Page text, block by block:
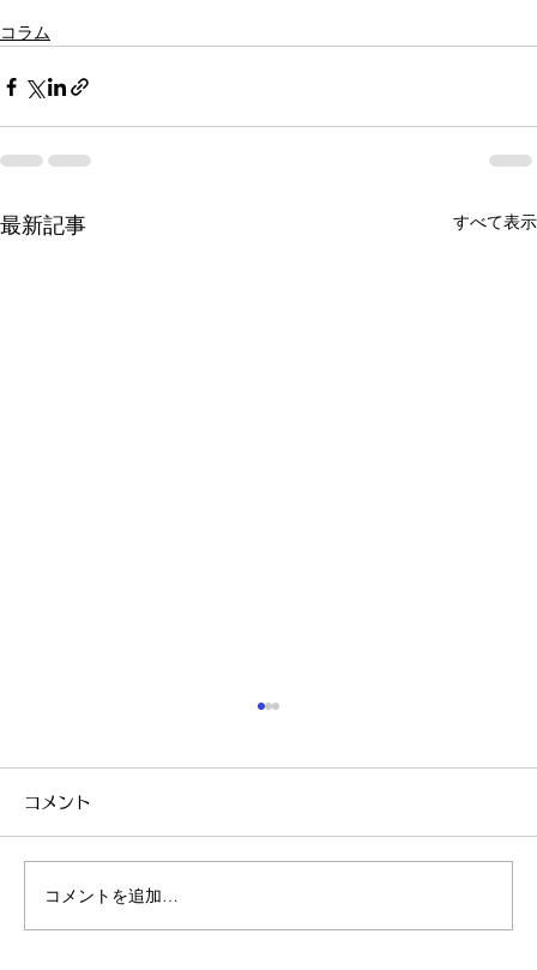
コラム
最新記事 すべて表示
コメント
コメントを追加…